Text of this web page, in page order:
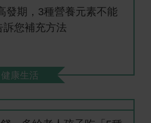
發期，3種營養元素不能
訴您補充方法
健康生活